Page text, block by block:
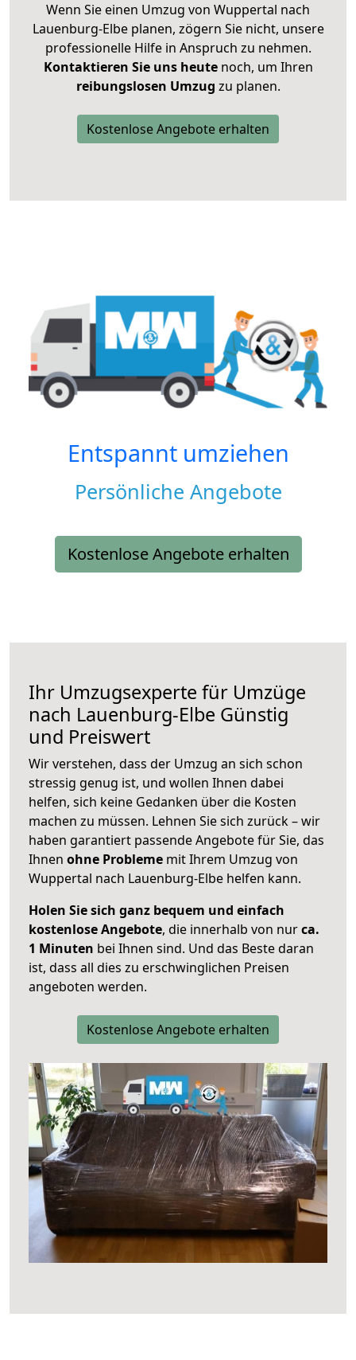
Wenn Sie einen Umzug von Wuppertal nach
Lauenburg-Elbe planen, zögern Sie nicht, unsere
professionelle Hilfe in Anspruch zu nehmen.
Kontaktieren Sie uns heutenoch, um Ihren
reibungslosen Umzug zu planen.
Kostenlose Angebote erhalten
Entspannt umziehen
Persönliche Angebote
Kostenlose Angebote erhalten
Ihr Umzugsexperte für Umzüge
nach Lauenburg-Elbe Günstig
und Preiswert
Wir verstehen, dass der Umzug an sich schon
stressig genug ist, und wollen Ihnen dabei
helfen, sich keine Gedanken über die Kosten
machen zu müssen. Lehnen Sie sich zurück – wir
haben garantiert passende Angebote für Sie, das
Ihnen ohne Probleme mit Ihrem Umzug von
Wuppertal nach Lauenburg-Elbe helfen kann.
Holen Sie sich ganz bequem und einfach
kostenlose Angebote, die innerhalb von nurca.
1 Minuten bei Ihnen sind. Und das Beste daran
ist, dass all dies zu erschwinglichen Preisen
angeboten werden.
Kostenlose Angebote erhalten